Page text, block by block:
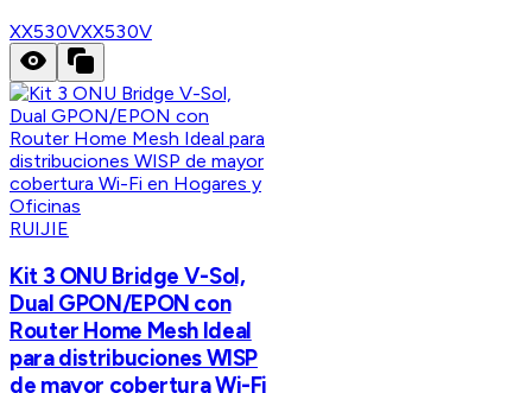
XX530VXX530V
RUIJIE
Kit 3 ONU Bridge V-Sol,
Dual GPON/EPON con
Router Home Mesh Ideal
para distribuciones WISP
de mayor cobertura Wi-Fi